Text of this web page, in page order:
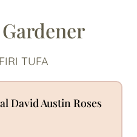
TUFA
David Austin Roses